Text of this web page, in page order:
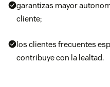
garantizas mayor
cliente;
los clientes frecuentes
contribuye con la lealtad.